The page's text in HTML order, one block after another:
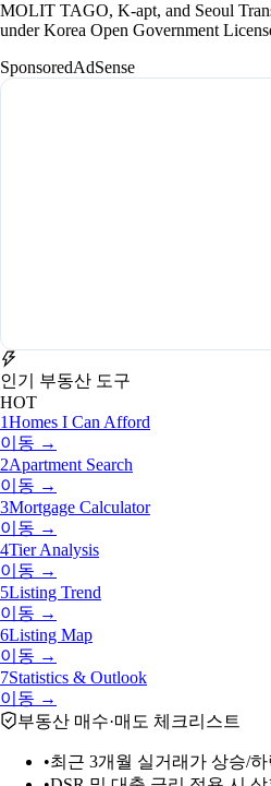
MOLIT TAGO, K-apt, and Seoul
under Korea Open Government
SponsoredAdSense
인기 부동산 도구
HOT
1Homes I Can Afford
이동 →
2Apartment Search
이동 →
3Mortgage Calculator
이동 →
4Tier Analysis
이동 →
5Listing Trend
이동 →
6Listing Map
이동 →
7Statistics & Outlook
이동 →
부동산 매수·매도 체크리스트
•최근 3개월 실거래가 상승/